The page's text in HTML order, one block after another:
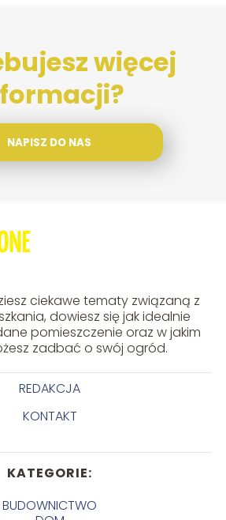
więcej
NAPISZ DO NAS
ciekawe tematy związaną z
dowiesz się jak idealnie
pomieszczenie oraz w jakim
zadbać o swój ogród.
REDAKCJA
KONTAKT
KATEGORIE:
BUDOWNICTWO